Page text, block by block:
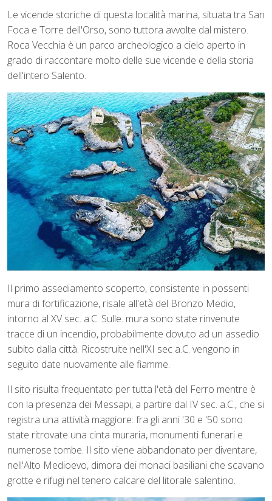
Le vicende storiche di questa località marina, situata tra San
Foca e Torre dell'Orso, sono tuttora avvolte dal mistero.
Roca Vecchia è un parco archeologico a cielo aperto in
grado di raccontare molto delle sue vicende e della storia
dell'intero Salento.
Il primo assediamento scoperto, consistente in possenti
mura di fortificazione, risale all'età del Bronzo Medio,
intorno al XV sec. a.C. Sulle. mura sono state rinvenute
tracce di un incendio, probabilmente dovuto ad un assedio
subito dalla città. Ricostruite nell'XI sec a.C. vengono in
seguito date nuovamente alle fiamme.
Il sito risulta frequentato per tutta l'età del Ferro mentre è
con la presenza dei Messapi, a partire dal IV sec. a.C., che si
registra una attività maggiore: fra gli anni '30 e '50 sono
state ritrovate una cinta muraria, monumenti funerari e
numerose tombe. Il sito viene abbandonato per diventare,
nell'Alto Medioevo, dimora dei monaci basiliani che scavano
grotte e rifugi nel tenero calcare del litorale salentino.